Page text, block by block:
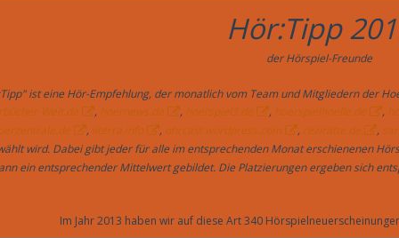
Hör:Tipp
der Hörspiel-Freunde
ist eine Hör-Empfehlung, der monatlich vom Team und Mitgliedern der
Welt.de
, hoernews.de , hoerspiel3.de , hoerspielhoelle.de ,
, literra.info , ohrcast.wordpress.com , reziratte.de ,
wird. Dabei gibt jeder für alle im entsprechenden Monat erschienenen
ein entsprechender Mittelwert gebildet. Die Platzierungen ergeben sich
Im Jahr 2013 haben wir auf diese Art 340